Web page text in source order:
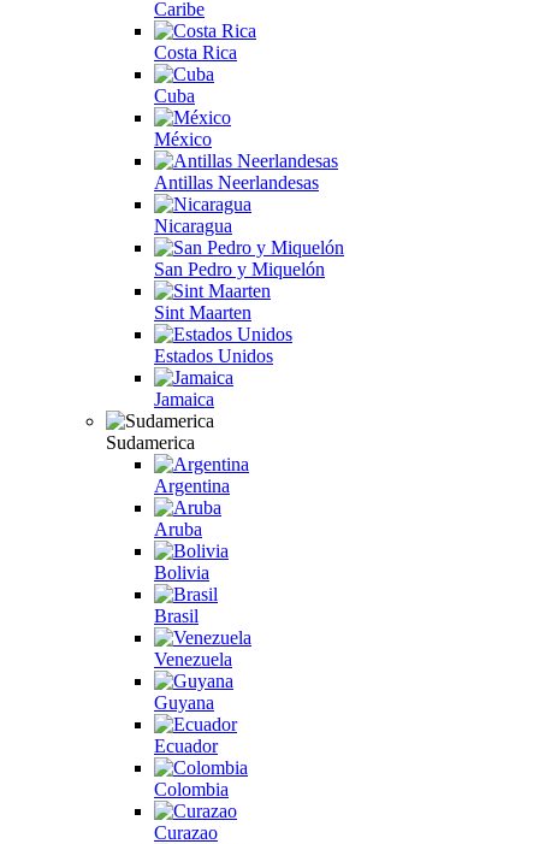
Caribe
Costa Rica
Cuba
México
Antillas Neerlandesas
Nicaragua
San Pedro y Miquelón
Sint Maarten
Estados Unidos
Jamaica
Sudamerica
Argentina
Aruba
Bolivia
Brasil
Venezuela
Guyana
Ecuador
Colombia
Curazao